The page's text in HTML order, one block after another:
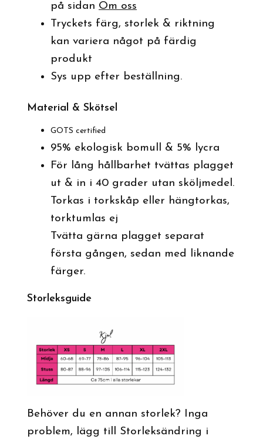
på sidan Om oss
Tryckets färg, storlek & riktning
kan variera något på färdig
produkt
Sys upp efter beställning.
Material & Skötsel
GOTS certified
95% ekologisk bomull & 5% lycra
För lång hållbarhet tvättas plagget
ut & in i 40 grader utan sköljmedel.
Torkas i torkskåp eller hängtorkas,
torktumlas ej
Tvätta gärna plagget separat
första gången, sedan med liknande
färger.
Storleksguide
Behöver du en annan storlek? Inga
problem, lägg till Storleksändring i